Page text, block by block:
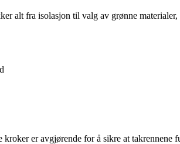
alt fra isolasjon til valg av grønne
er avgjørende for å sikre at